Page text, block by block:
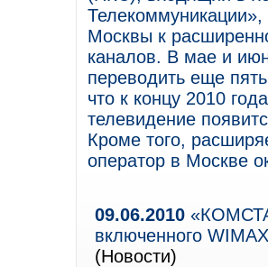
Москвы к
каналов. В мае и
переводить еще
что к концу 2010
телевидение
Кроме того,
оператор в Москве
09.06.2010
включенного
(Новости)